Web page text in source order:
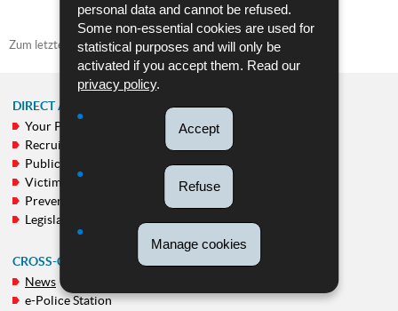
personal data and cannot be refused.
Some non-essential cookies are used for
statistical purposes and will only be
activated if you accept them. Read our
privacy policy.
Accept
Refuse
Manage cookies
Zum letzten Mal aktualisiert am25/10/2021
NAVIGATION
MENU
DIRECT ACCESS
Your Police
Recruitment
Public calls
Victim support
Prevention
Legislation
CROSS-CUTTING THEMES
News
e-Police Station